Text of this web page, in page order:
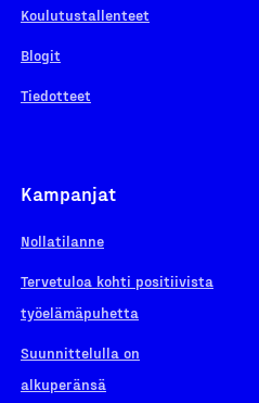
Koulutustallenteet
Blogit
Tiedotteet
Kampanjat
Nollatilanne
Tervetuloa kohti positiivista
työelämäpuhetta
Suunnittelulla on
alkuperänsä